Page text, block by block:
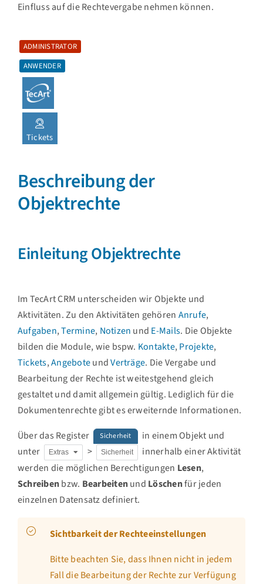
Einfluss auf die Rechtevergabe nehmen können.
ADMINISTRATOR
ANWENDER
Tickets
Beschreibung der
Objektrechte
Einleitung Objektrechte
Im TecArt CRM unterscheiden wir Objekte und
Aktivitäten. Zu den Aktivitäten gehören Anrufe,
Aufgaben,Termine, Notizen und E-Mails. Die Objekte
bilden die Module, wie bspw. Kontakte,Projekte,
Tickets,AngeboteundVerträge. Die Vergabe und
Bearbeitung der Rechte ist weitestgehend gleich
gestaltet und damit allgemein gültig. Lediglich für die
Dokumentenrechte gibt es erweiternde Informationen.
Über das Register
Sicherheit
in einem Objekt und
unter
Extras > Sicherheit
innerhalb einer Aktivität
werden die möglichen Berechtigungen Lesen,
Schreibenbzw. Bearbeitenund Löschenfür jeden
einzelnen Datensatz definiert.
Sichtbarkeit der Rechteeinstellungen
Bitte beachten Sie, dass Ihnen nicht in jedem
Fall die Bearbeitung der Rechte zur Verfügung